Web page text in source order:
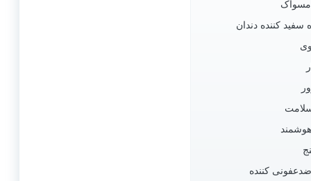
سفید کننده دندان
سلامت
کننده